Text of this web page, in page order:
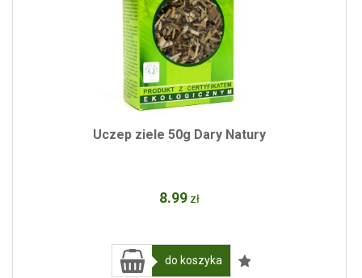
Uczep ziele 50g Dary Natury
8.99 zł
do koszyka